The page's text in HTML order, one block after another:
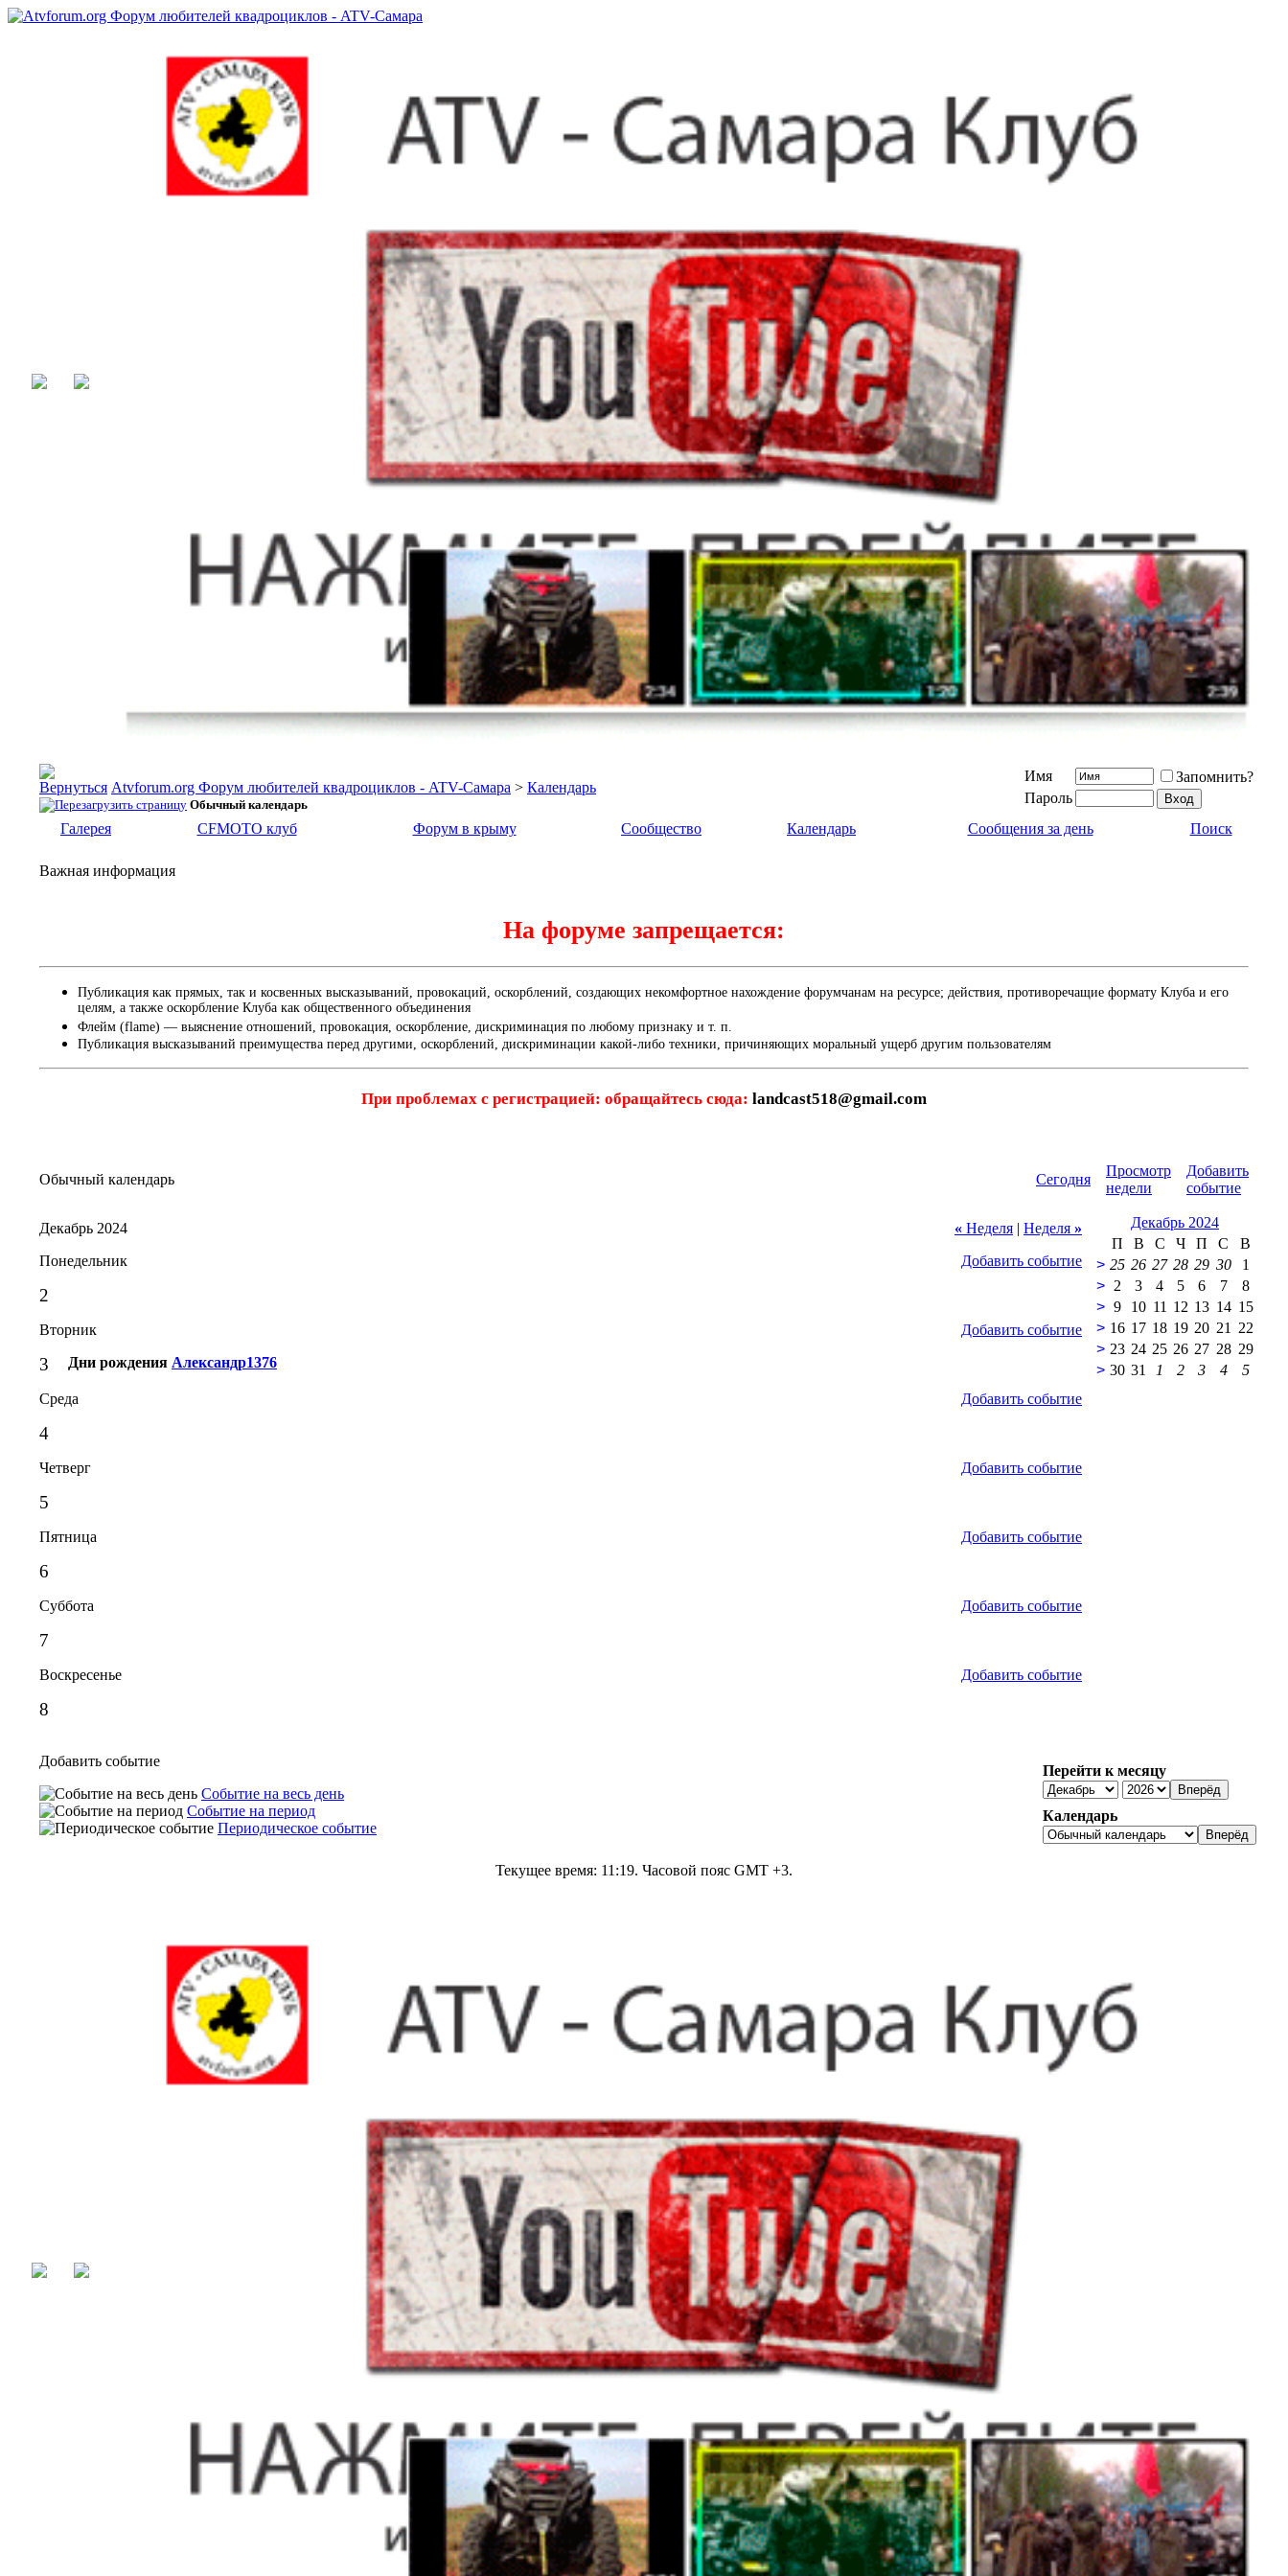
Atvforum.org Форум любителей квадроциклов - ATV-Самара > Календарь
Обычный календарь
Имя
Запомнить?
Пароль
Галерея
CFMOTO клуб Форум в крыму Сообщество Календарь Сообщения за день Поиск
Важная информация
На форуме запрещается:
Публикация как прямых, так и косвенных высказываний, провокаций, оскорблений, создающих некомфортное нахождение форумчанам на ресурсе; действия, противоречащие формату Клуба и его
целям, а также оскорбление Клуба как общественного объединения
Флейм (flame) — выяснение отношений, провокация, оскорбление, дискриминация по любому признаку и т. п.
Публикация высказываний преимущества перед другими, оскорблений, дискриминации какой-либо техники, причиняющих моральный ущерб другим пользователям
При проблемах с регистрацией: обращайтесь сюда: landcast518@gmail.com
Обычный календарь Сегодня
Просмотр
недели
Добавить
событие
« Неделя | Неделя »
Декабрь 2024
Добавить событие
Понедельник
2
Добавить событие
Вторник
3 Дни рождения Александр1376
Добавить событие
Среда
4
Добавить событие
Четверг
5
Добавить событие
Пятница
6
Добавить событие
Суббота
7
Добавить событие
Воскресенье
8
Декабрь 2024
П
В С Ч П С
В
> 25 26 27 28 29 30
1
>
2 3 4 5 6 7
8
> 9 10 11 12 13 14 15
> 16 17 18 19 20 21
22
> 23 24 25 26 27 28 29
> 30 31 1 2 3 4 5
Добавить событие
Событие на весь день
Событие на период
Периодическое событие
Перейти к месяцу
Календарь
Текущее время: 11:19. Часовой пояс GMT +3.